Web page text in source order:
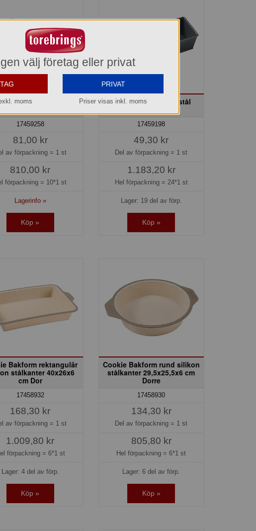
Bakform Päron 29x17
17459258
81,00 kr
av förpackning = 1 st
810,00 kr
förpackning = 10*1 st
Lagerinfo »
Köp »
Brody Brödform kolstål
17459198
49,30 kr
Del av förpackning = 1 st
1.183,20 kr
Hel förpackning = 24*1 st
Lager: 19 del av förp.
Köp »
Bakform rektangulär
stålkanter 40x26x6
cm Dor
17458932
168,30 kr
av förpackning = 1 st
1.009,80 kr
förpackning = 6*1 st
Lager: 4 del av förp.
Köp »
Cookie Bakform rund silikon
stålkanter 29,5x25,5x6 cm
Dorre
17458930
134,30 kr
Del av förpackning = 1 st
805,80 kr
Hel förpackning =6*1 st
Lager: 6 del av förp.
Köp »
välj företag eller privat
moms
PRIVAT
Priser visas inkl. moms